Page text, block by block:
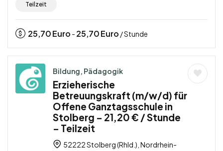
Teilzeit
25,70Euro - 25,70Euro / Stunde
Bildung, Pädagogik
Erzieherische
Betreuungskraft (m/w/d) für
Offene Ganztagsschule in
Stolberg – 21,20 € / Stunde
– Teilzeit
52222 Stolberg (Rhld.), Nordrhein-